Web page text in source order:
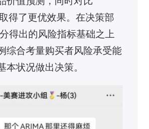
得了更优效果。在决策部
得出的风险指标基础之上
综合考量购买者风险承受能
本状况做出决策。